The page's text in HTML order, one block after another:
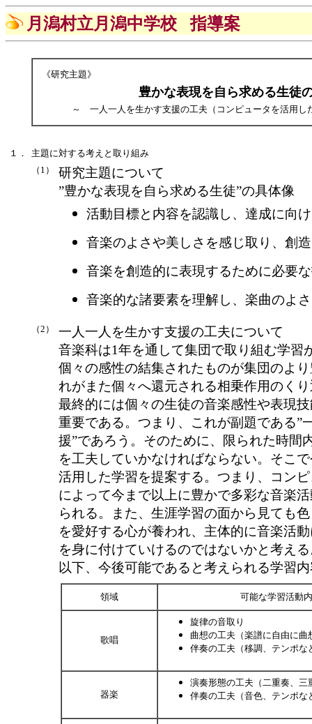
月潟村立月潟中学校 指導案
《研究主題》
豊かな表現を自ら求める生徒
～ 一人一人を生かす支援の工夫（コンピュータを活用
１．
主題に対する考えと取り組み
（1）
研究主題について
”豊かな表現を自ら求める生徒”の具体像
活動目標と内容を認識し、達成に向
音楽のよさや美しさを感じ取り、創
音楽を創造的に表現するために必要
音楽的な諸要素を理解し、楽曲のよ
（2）
一人一人を生かす支援の工夫について
音楽科は1年を通して集団で取り組む学習
個々の感性の結集されたものが集団のよ
れがまた個々へ還元される相乗作用のく
最終的には個々の生徒の音楽感性や表現
重要である。つまり、これが副題である”
援”であろう。そのために、限られた時間
を工夫していかなければならない。そこ
活用した学習を提案する。つまり、コン
によって今まで以上に豊かで多彩な音楽
られる。また、生涯学習の面から見ても
を愛好する心が養われ、主体的に音楽活
を身に付けていけるのではないかと考え
以下、今後可能であると考えられる学習
領域 可能な学習活動
歌唱
旋律の音取り
曲想の工夫（楽譜に自由に曲
伴奏の工夫（移調、テンポな
器楽
演奏形態の工夫（二重奏、三
伴奏の工夫（音色、テンポな